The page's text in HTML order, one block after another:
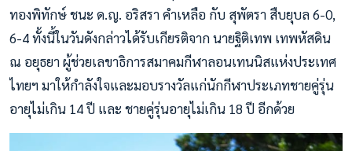
ทองพิทักษ์ ชนะ ด.ญ. อริสรา คำเหลือ กับ สุพัตรา สืบยุบล 6-0,
6-4 ทั้งนี้ในวันดังกล่าวได้รับเกียรติจาก นายฐิติเทพ เทพหัสดิน
ณ อยุธยา ผู้ช่วยเลขาธิการสมาคมกีฬาลอนเทนนิสแห่งประเทศ
ไทยฯ มาให้กำลังใจและมอบรางวัลแก่นักกีฬาประเภทชายคู่รุ่น
อายุไม่เกิน 14 ปี และ ชายคู่รุ่นอายุไม่เกิน 18 ปี อีกด้วย